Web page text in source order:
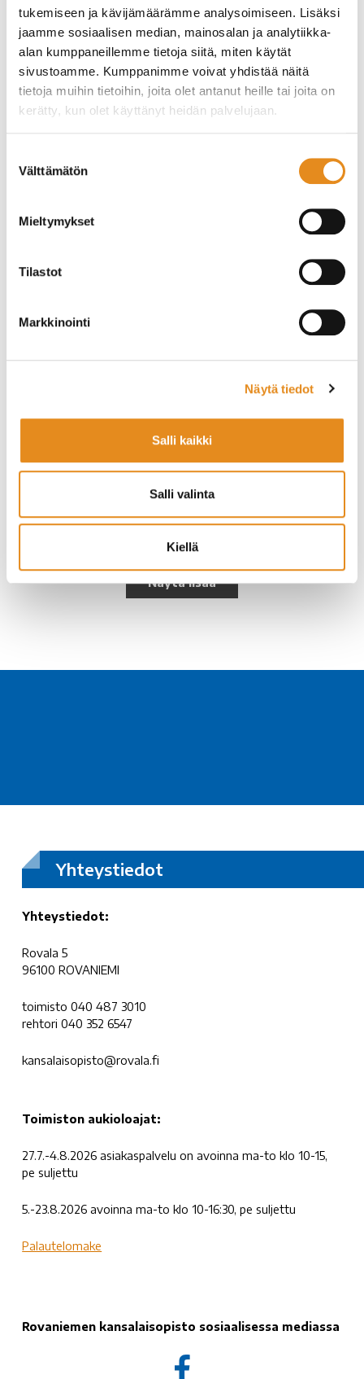
tukemiseen ja kävijämäärämme analysoimiseen. Lisäksi
jaamme sosiaalisen median, mainosalan ja analytiikka-
alan kumppaneillemme tietoja siitä, miten käytät
sivustoamme. Kumppanimme voivat yhdistää näitä
tietoja muihin tietoihin, joita olet antanut heille tai joita on
kerätty, kun olet käyttänyt heidän palvelujaan.
valinta
Välttämätön
Mieltymykset
Tilastot
Markkinointi
Näytä tiedot
Salli kaikki
Salli valinta
Kiellä
Opistojen toimiston kesäaukioloajat 2026
Opistojen toimiston asiakaspalvelun kesäaukioloajat:
15.-17.6. ma-ke avoinna klo 10-1518.-21.6.
suljettu22.6.-9.7. tavoitat meidät ma-to klo 10-15
21.5.2026 Klo 17-19Osoite: Vaaramo, Koulukuja 2,
Korkalovaara Korkalovaarassa vietetään
Lue lisää
Näytä lisää
Yhteystiedot
Yhteystiedot:
Rovala 5
96100 ROVANIEMI
toimisto 040 487 3010
rehtori 040 352 6547
kansalaisopisto@rovala.fi
Toimiston aukioloajat:
27.7.-4.8.2026 asiakaspalvelu on avoinna ma-to klo 10-15,
pe suljettu
5.-23.8.2026 avoinna ma-to klo 10-16:30, pe suljettu
Palautelomake
Rovaniemen kansalaisopisto sosiaalisessa mediassa